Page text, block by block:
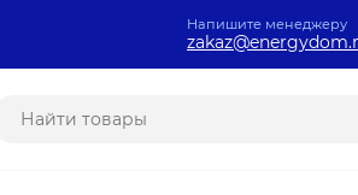
Напишите менеджеру